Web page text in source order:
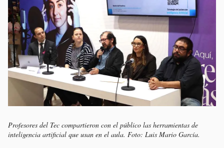
Profesores del Tec compartieron con el público las herramientas de
inteligencia artificial que usan en el aula. Foto: Luis Mario García.